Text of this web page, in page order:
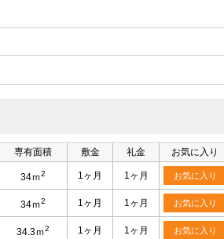
専有面積 敷金 礼金 お気に入り
34ｍ2 1ヶ月 1ヶ月 お気に入り
34ｍ2 1ヶ月 1ヶ月 お気に入り
34.3ｍ2 1ヶ月 1ヶ月 お気に入り